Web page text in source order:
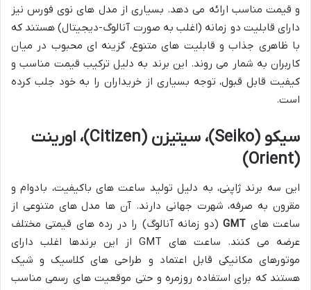
و قیمت مناسب ارائه می دهد. بسیاری از مدل های نوی فورس نیز
دارای قابلیت دو زمانه (اغلب به صورت آنالوگ-دیجیتال) هستند که
با ظاهری جذاب و قابلیت های متنوع، گزینه ای محبوب در میان
کاربران به شمار می روند. این برند به دلیل ترکیب قیمت مناسب و
کیفیت قابل قبول، توجه بسیاری از خریداران را به خود جلب کرده
است.
سیکو (Seiko)، سیتیزن (Citizen)، اورینت
(Orient)
این سه برند ژاپنی، به دلیل تولید ساعت های باکیفیت، بادوام و
مقرون به صرفه، شهرت جهانی دارند. آن ها مدل های متنوعی از
ساعت های GMT(دو زمانه آنالوگ) را در رده های قیمتی مختلف
عرضه می کنند. ساعت های GMT از این برندها اغلب دارای
موتورهای مکانیکی قابل اعتماد و طراحی های کلاسیک و شیک
هستند که برای استفاده روزمره و حتی موقعیت های رسمی مناسب